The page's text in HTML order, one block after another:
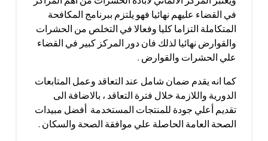
في القضاء عليهم نهائيا فهو يلتزم ببرنامج المكافحة
المتكاملة التزاما كليا وفعالا في التخلص من الحشرات
والقوارض نهائيا لذلك فان دور المركز كبير في القضاء
علي الحشرات والقوارض .
كما انه يقدم ضمان شامل عند التعاقد وعمل المتابعات
الدورية واللازمة خلال فترة التعاقد ، بالاضافة الى
تقديم أعلي جودة للمنتجات المستخدمة أفضل مبيدات
الصحة العامة الحاصلة علي موافقة الصحة والسكان .